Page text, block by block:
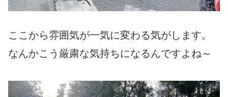
ここから雰囲気が一気に変わる気がします。
なんかこう厳粛な気持ちになるんですよね～